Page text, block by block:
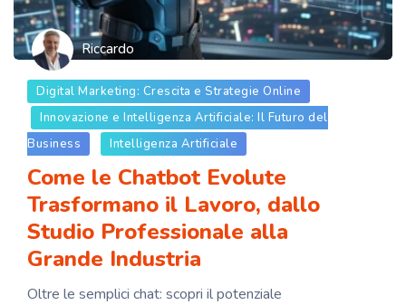
Riccardo
Digital Marketing: Crescita e Strategie Online
Innovazione e Intelligenza Artificiale: Il Futuro del
Business
Intelligenza Artificiale
Come le Chatbot Evolute
Trasformano il Lavoro, dallo
Studio Professionale alla
Grande Industria
Oltre le semplici chat: scopri il potenziale